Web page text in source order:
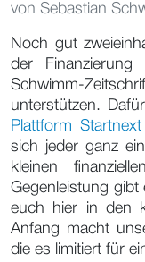
von Sebastian
Noch gut
der
Schwimm-
unterstützen.
Plattform
sich jeder ganz
kleinen
Gegenleistung gibt
euch hier in den
Anfang macht
die es limitiert für